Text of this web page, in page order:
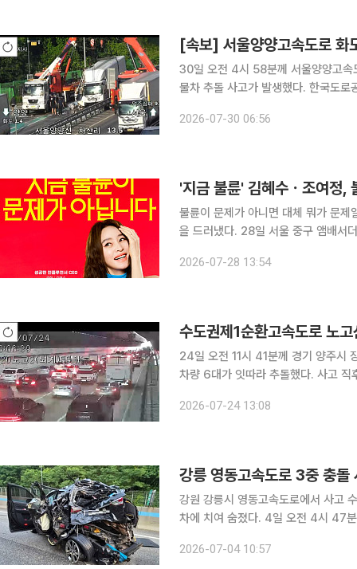
[속보] 서울양양고속도로 화
30일 오전 4시 58분께 서울양양고속도로
물차 추돌 사고가 발생했다. 한국도로공사에 따르면 현재 사고 처리가 진행 중이며 남양주요금소에
양주영업소 등 후미 정체가 이어지고
2026-07-30 06:56
불륜이 문제가 아니면 대체 뭐가 문제
을 드러냈다. 28일 서울 중구 앰배서더 서울 풀만 호텔에서 쿠팡플레이 새 오리지널 시리즈 '지금 불
정ㆍ김지훈ㆍ김재철이 참석해 작품
2026-07-28 13:54
수도권제1순환고속도로 노
24일 오전 11시 41분께 경기 양주시
차량 6대가 잇따라 추돌했다. 사고 직후 차량 1대에서 시작된 불이 주변 차량으로 번지면서 모두 3
2026-07-24 13:08
강릉 영동고속도로 3중 충
강원 강릉시 영동고속도로에서 사고
차에 치여 숨졌다. 4일 오전 4시 47분께 강원 강릉시 사천면 사기막리 인근 영동고속도로 강릉분
2026-07-04 10:57